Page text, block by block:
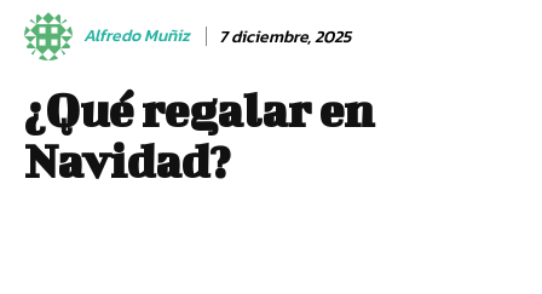
Alfredo Muñiz 7 diciembre, 2025
¿Qué regalar en
Navidad?